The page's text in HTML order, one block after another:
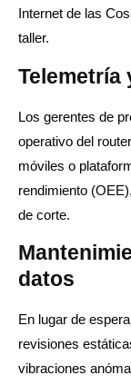
Internet de las
taller.
Telemetría
Los gerentes de
operativo del
móviles o
rendimiento
de corte.
datos
En lugar de
revisiones
vibraciones